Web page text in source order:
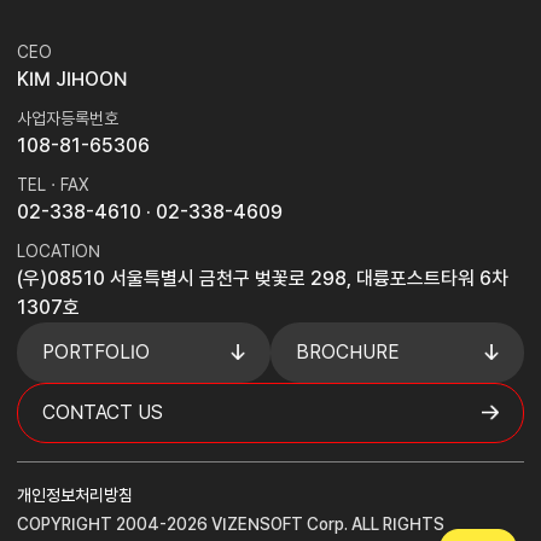
CEO
KIM JIHOON
사업자등록번호
108-81-65306
TEL · FAX
02-338-4610 · 02-338-4609
LOCATION
(우)08510 서울특별시 금천구 벚꽃로 298, 대륭포스트타워 6차
1307호
PORTFOLIO
BROCHURE
CONTACT US
개인정보처리방침
COPYRIGHT 2004-2026 VIZENSOFT Corp. ALL RIGHTS